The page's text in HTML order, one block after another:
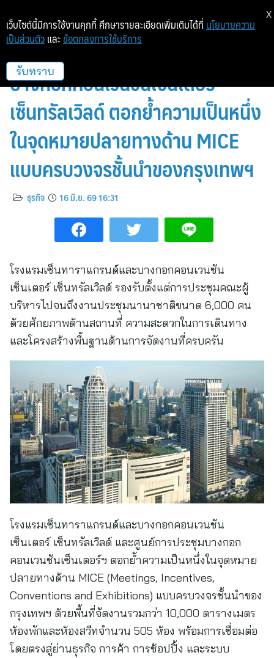
โรงแรมเซ็นทาราแกรนด์และ
บางกอกคอนเวนชันเซ็นเตอร์
เซ็นทรัลเวิลด์ ตอกย้ำความเป็นหนึ่ง
ในจุดหมายปลายทางด้าน MICE
แบบครบวงจรชั้นนำของกรุงเทพฯ
ธุรกิจ 16 มิ.ย. 69 16:31
โรงแรมเซ็นทาราแกรนด์และบางกอกคอนเวนชัน
เซ็นเตอร์ เซ็นทรัลเวิลด์ รองรับตั้งแต่การประชุมคณะผู้
บริหารไปจนถึงงานประชุมนานาชาติขนาด 6,000 คน
ด้วยศักยภาพด้านสถานที่ ความสะดวกในการเดินทาง
และโครงสร้างพื้นฐานด้านการจัดงานที่ครบครัน
โรงแรมเซ็นทาราแกรนด์และบางกอกคอนเวนชัน
เซ็นเตอร์ เซ็นทรัลเวิลด์ และศูนย์การประชุมบางกอก
คอนเวนชันเซ็นเตอร์ฯ ตอกย้ำความเป็นหนึ่งในจุดหมาย
ปลายทางด้าน MICE (Meetings, Incentives,
Conventions and Exhibitions) แบบครบวงจรชั้นนำของ
กรุงเทพฯ ด้วยพื้นที่จัดงานรวมกว่า 10,000 ตารางเมตร
ห้องพักและห้องสวีทจำนวน 505 ห้อง พร้อมการเชื่อมต่อ
โดยตรงสู่ย่านธุรกิจ การค้า การช้อปปิ้ง และระบบ
เว็บไซต์นี้มีการใช้งานคุกกี้ ศึกษารายละเอียดเพิ่มเติมได้ที่ นโยบายความ
เป็นส่วนตัว และ ข้อตกลงการใช้บริการ
รับทราบ
X